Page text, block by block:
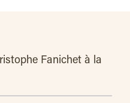
Fanichet à la